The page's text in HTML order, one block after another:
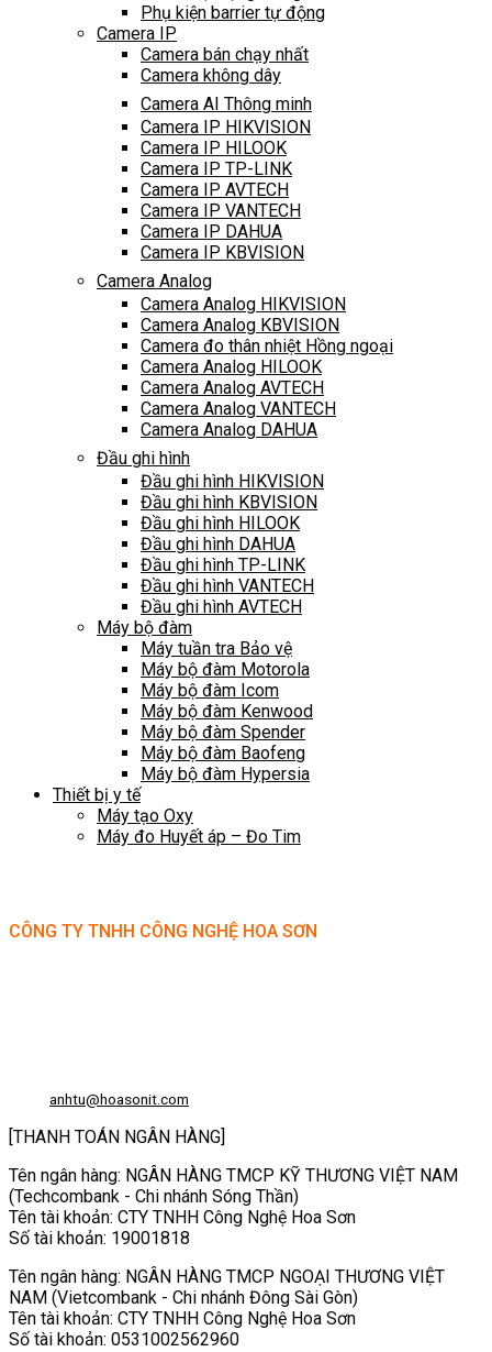
Phụ kiện barrier tự động
Camera IP
Camera bán chạy nhất
Camera không dây
Camera AI Thông minh
Camera IP HIKVISION
Camera IP HILOOK
Camera IP TP-LINK
Camera IP AVTECH
Camera IP VANTECH
Camera IP DAHUA
Camera IP KBVISION
Camera Analog
Camera Analog HIKVISION
Camera Analog KBVISION
Camera đo thân nhiệt Hồng ngoại
Camera Analog HILOOK
Camera Analog AVTECH
Camera Analog VANTECH
Camera Analog DAHUA
Đầu ghi hình
Đầu ghi hình HIKVISION
Đầu ghi hình KBVISION
Đầu ghi hình HILOOK
Đầu ghi hình DAHUA
Đầu ghi hình TP-LINK
Đầu ghi hình VANTECH
Đầu ghi hình AVTECH
Máy bộ đàm
Máy tuần tra Bảo vệ
Máy bộ đàm Motorola
Máy bộ đàm Icom
Máy bộ đàm Kenwood
Máy bộ đàm Spender
Máy bộ đàm Baofeng
Máy bộ đàm Hypersia
Thiết bị y tế
Máy tạo Oxy
Máy đo Huyết áp – Đo Tim
CÔNG TY TNHH CÔNG NGHỆ HOA SƠN
anhtu@hoasonit.com
[THANH TOÁN NGÂN HÀNG]
Tên ngân hàng: NGÂN HÀNG TMCP KỸ THƯƠNG VIỆT NAM
(Techcombank - Chi nhánh Sóng Thần)
Tên tài khoản: CTY TNHH Công Nghệ Hoa Sơn
Số tài khoản: 19001818
Tên ngân hàng: NGÂN HÀNG TMCP NGOẠI THƯƠNG VIỆT
NAM (Vietcombank - Chi nhánh Đông Sài Gòn)
Tên tài khoản: CTY TNHH Công Nghệ Hoa Sơn
Số tài khoản: 0531002562960